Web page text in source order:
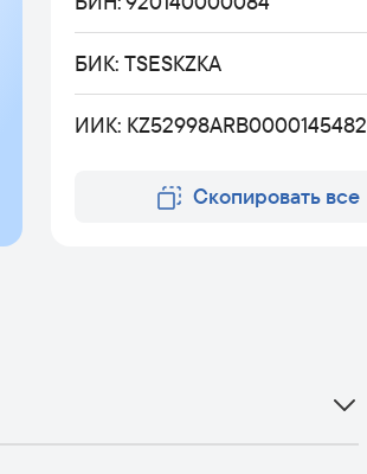
БИК: TSESKZKA
ИИК: KZ52998ARB0000145482
Скопировать все